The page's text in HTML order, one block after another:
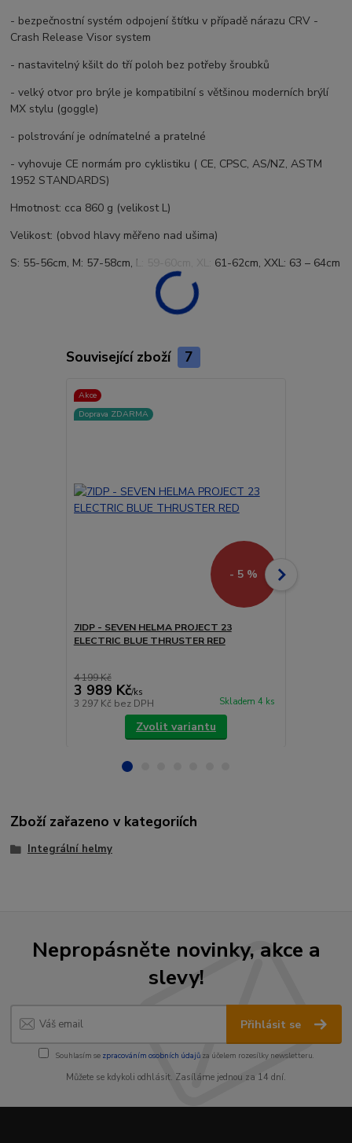
- bezpečnostní systém odpojení štítku v případě nárazu CRV -
Crash Release Visor system
- nastavitelný kšilt do tří poloh bez potřeby šroubků
- velký otvor pro brýle je kompatibilní s většinou moderních brýlí
MX stylu (goggle)
- polstrování je odnímatelné a pratelné
- vyhovuje CE normám pro cyklistiku ( CE, CPSC, AS/NZ, ASTM
1952 STANDARDS)
Hmotnost: cca 860 g (velikost L)
Velikost: (obvod hlavy měřeno nad ušima)
S: 55-56cm, M: 57-58cm, L: 59-60cm, XL: 61-62cm, XXL: 63 – 64cm
Související zboží 7
Akce
Doprava ZDARMA
- 5 %
7IDP - SEVEN HELMA PROJECT 23
ELECTRIC BLUE THRUSTER RED
4 199 Kč
3 989 Kč/ks
3 297 Kč bez DPH Skladem 4 ks
Zvolit variantu
Zboží zařazeno v kategoriích
Integrální helmy
Nepropásněte novinky, akce a
slevy!
Přihlásit se
Souhlasím se zpracováním osobních údajůza účelem rozesílky newsletteru.
Můžete se kdykoli odhlásit. Zasíláme jednou za 14 dní.